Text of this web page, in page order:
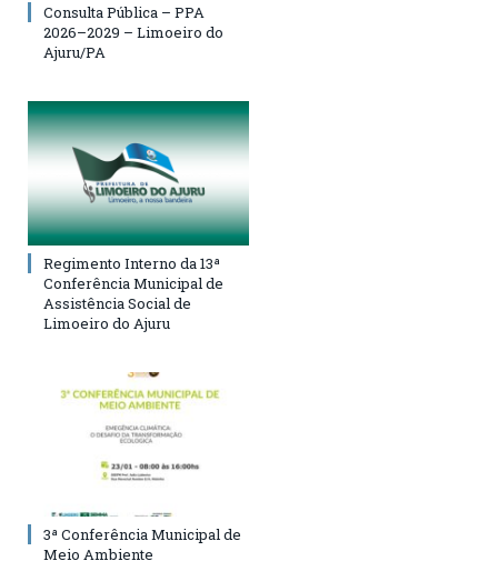
Consulta Pública – PPA
2026–2029 – Limoeiro do
Ajuru/PA
Regimento Interno da 13ª
Conferência Municipal de
Assistência Social de
Limoeiro do Ajuru
3ª Conferência Municipal de
Meio Ambiente